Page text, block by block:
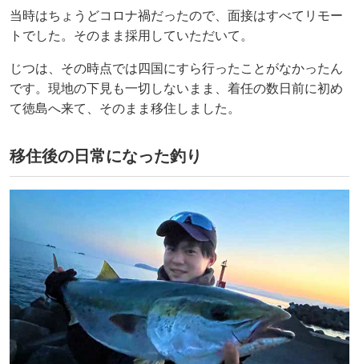
当時はちょうどコロナ禍だったので、面接はすべてリモー
トでした。そのまま採用していただいて。
じつは、その時点では四国にすら行ったことがなかったん
です。現地の下見も一切しないまま、着任の数日前に初め
て徳島へ来て、そのまま移住しました。
移住後の日常になった釣り